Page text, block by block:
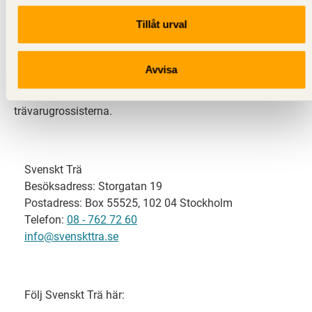
Tillåt urval
Avvisa
Svenskt Trä representerar svensk sågverksindustri
och är en del av branschorganisationen
svensk limträ-, KL-trä- och förpackningsindustri samt
trävarugrossisterna.
Svenskt Trä
Besöksadress: Storgatan 19
Postadress: Box 55525, 102 04 Stockholm
Telefon: 08 - 762 72 60
info@svenskttra.se
Följ Svenskt Trä här: